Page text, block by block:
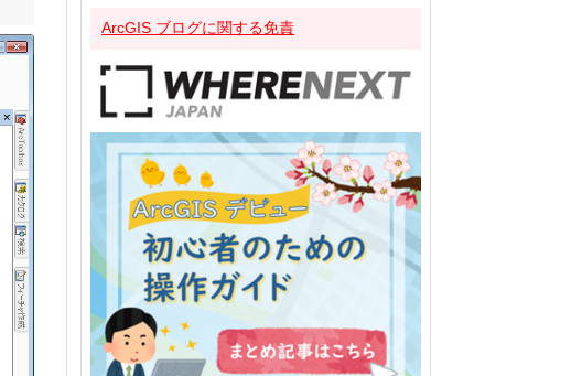
ArcGIS ブログに関する免責